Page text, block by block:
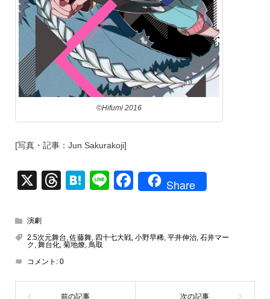
©Hifumi 2016
[写真・記事：Jun Sakurakoji]
X
T
a
d
s
H
n
Li
F
e
o
Share
演劇
2.5次元舞台,佐藤舞, 四十七大戦, 小野早稀, 平井伸治, 石井マー
ク , 舞台化, 菊地燎, 鳥取
コメント: 0